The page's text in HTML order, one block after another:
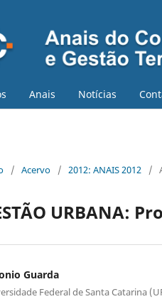
Anais Notícias
/ Acervo / 2012: ANAIS 2012 /
URBANA:
Guarda
Federal de Santa Catarina